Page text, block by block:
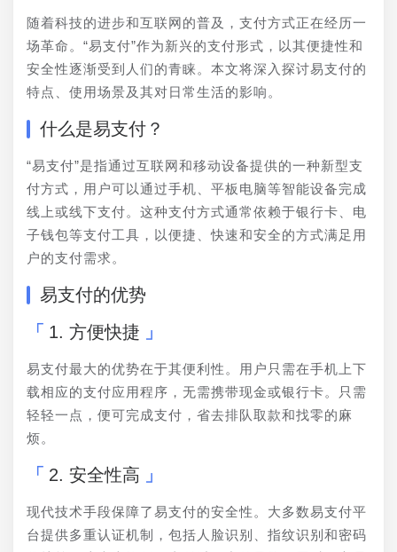
随着科技的进步和互联网的普及，支付方式正在经历一
场革命。“易支付”作为新兴的支付形式，以其便捷性和
安全性逐渐受到人们的青睐。本文将深入探讨易支付的
特点、使用场景及其对日常生活的影响。
什么是易支付？
“易支付”是指通过互联网和移动设备提供的一种新型支
付方式，用户可以通过手机、平板电脑等智能设备完成
线上或线下支付。这种支付方式通常依赖于银行卡、电
子钱包等支付工具，以便捷、快速和安全的方式满足用
户的支付需求。
易支付的优势
1. 方便快捷
易支付最大的优势在于其便利性。用户只需在手机上下
载相应的支付应用程序，无需携带现金或银行卡。只需
轻轻一点，便可完成支付，省去排队取款和找零的麻
烦。
2. 安全性高
现代技术手段保障了易支付的安全性。大多数易支付平
台提供多重认证机制，包括人脸识别、指纹识别和密码